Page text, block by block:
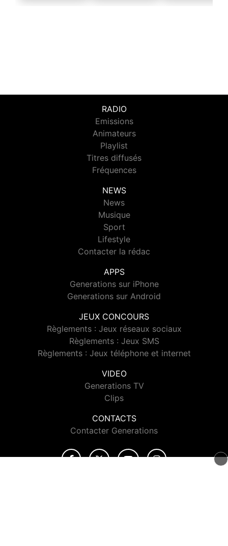
RADIO
Emissions
Animateurs
Playlist
Titres diffusés
Fréquences
NEWS
News
Musique
Sport
Lifestyle
Contacter la rédac
APPS
Generations sur iPhone
Generations sur Android
JEUX CONCOURS
Règlements : Jeux réseaux sociaux
Règlements : Jeux SMS
Règlements : Jeux téléphone et internet
VIDEO
Generations TV
Clips
CONTACTS
Contacter Generations